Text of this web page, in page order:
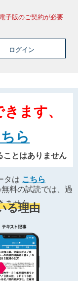
子版のご契約が必要
ログイン
ます、
ら
とはありません
タは こちら
料の試読では、過
ません
る理由